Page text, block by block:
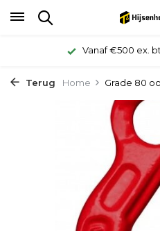
Vanaf €500 ex.
Terug Home Grade 80